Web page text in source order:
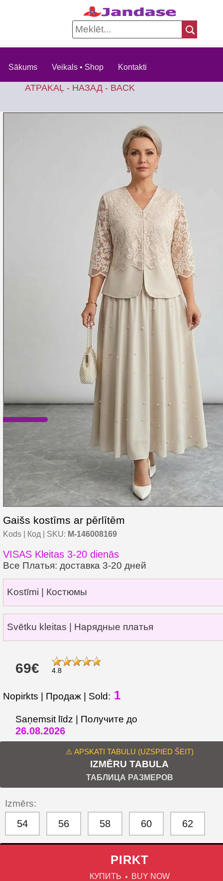
Sākums Veikals • Shop Kontakti
ATPAKAĻ - НАЗАД - BACK
Gaišs kostīms ar pērlītēm
Kods | Код | SKU: M-146008169
VISAS Kleitas 3-20 dienās
Все Платья: доставка 3-20 дней
Kostīmi | Костюмы
Svētku kleitas | Нарядные платья
69€ 4.8
Nopirkts | Продаж | Sold: 1
Saņemsit līdz | Получите до
26.08.2026
⚠️ APSKATI TABULU (UZSPIED ŠEIT)
IZMĒRU TABULA
ТАБЛИЦА РАЗМЕРОВ
Izmērs:
54 56 58 60 62
PIRKT
КУПИТЬ BUY NOW